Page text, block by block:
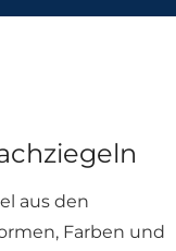
aus den
Farben und